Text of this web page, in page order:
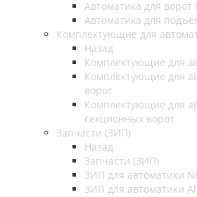
Автоматика для ворот
Автоматика для
Комплектующие для
Назад
Комплектующие для
Комплектующие для
ворот
Комплектующие для
секционных ворот
Запчасти (ЗИП)
Назад
Запчасти (ЗИП)
ЗИП для автоматики
ЗИП для автоматики